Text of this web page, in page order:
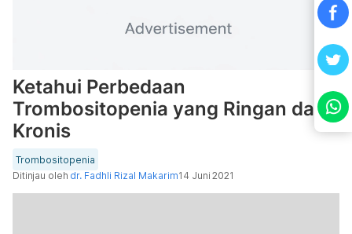
Ketahui Perbedaan
Trombositopenia yang Ringan dan
Kronis
Trombositopenia
Ditinjau oleh dr. Fadhli Rizal Makarim14 Juni 2021